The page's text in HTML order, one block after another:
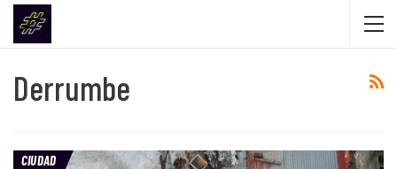
Derrumbe
CIUDAD